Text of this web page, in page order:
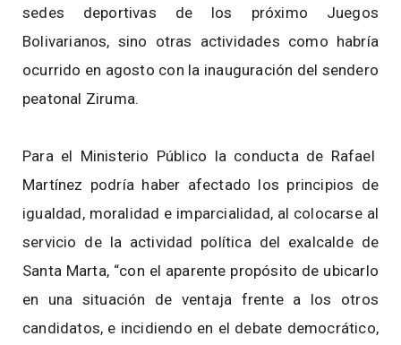
sedes deportivas de los próximo Juegos
Bolivarianos, sino otras actividades como habría
ocurrido en agosto con la inauguración del sendero
peatonal Ziruma.
Para el Ministerio Público la conducta de Rafael
Martínez podría haber afectado los principios de
igualdad, moralidad e imparcialidad, al colocarse al
servicio de la actividad política del exalcalde de
Santa Marta, “con el aparente propósito de ubicarlo
en una situación de ventaja frente a los otros
candidatos, e incidiendo en el debate democrático,